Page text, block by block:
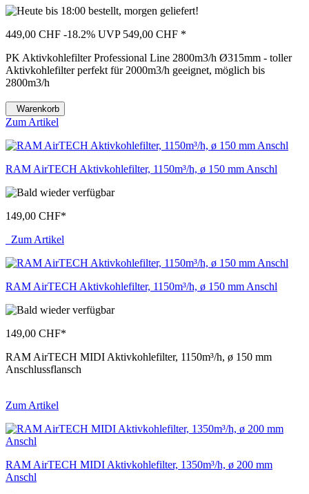
449,00 CHF -18.2% UVP 549,00 CHF *
PK Aktivkohlefilter Professional Line 2800m3/h Ø315mm - toller
Aktivkohlefilter perfekt für 2000m3/h geeignet, möglich bis
2800m3/h
Warenkorb
Zum Artikel
RAM AirTECH Aktivkohlefilter, 1150m³/h, ø 150 mm Anschl
149,00 CHF*
Zum Artikel
RAM AirTECH Aktivkohlefilter, 1150m³/h, ø 150 mm Anschl
149,00 CHF*
RAM AirTECH MIDI Aktivkohlefilter, 1150m³/h, ø 150 mm
Anschlussflansch
Zum Artikel
RAM AirTECH MIDI Aktivkohlefilter, 1350m³/h, ø 200 mm
Anschl